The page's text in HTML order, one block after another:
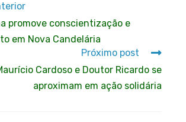
promove conscientização e
em Nova Candelária
Próximo post
Cardoso e Doutor Ricardo se
aproximam em ação solidária